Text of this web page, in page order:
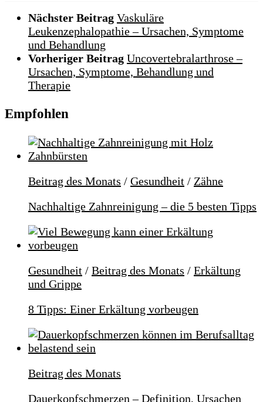
Nächster Beitrag Vaskuläre
Leukenzephalopathie – Ursachen, Symptome
und Behandlung
Vorheriger Beitrag Uncovertebralarthrose –
Ursachen, Symptome, Behandlung und
Therapie
Empfohlen
Beitrag des Monats / Gesundheit / Zähne
Nachhaltige Zahnreinigung – die 5 besten Tipps
Gesundheit / Beitrag des Monats / Erkältung
und Grippe
8 Tipps: Einer Erkältung vorbeugen
Beitrag des Monats
Dauerkopfschmerzen – Definition, Ursachen